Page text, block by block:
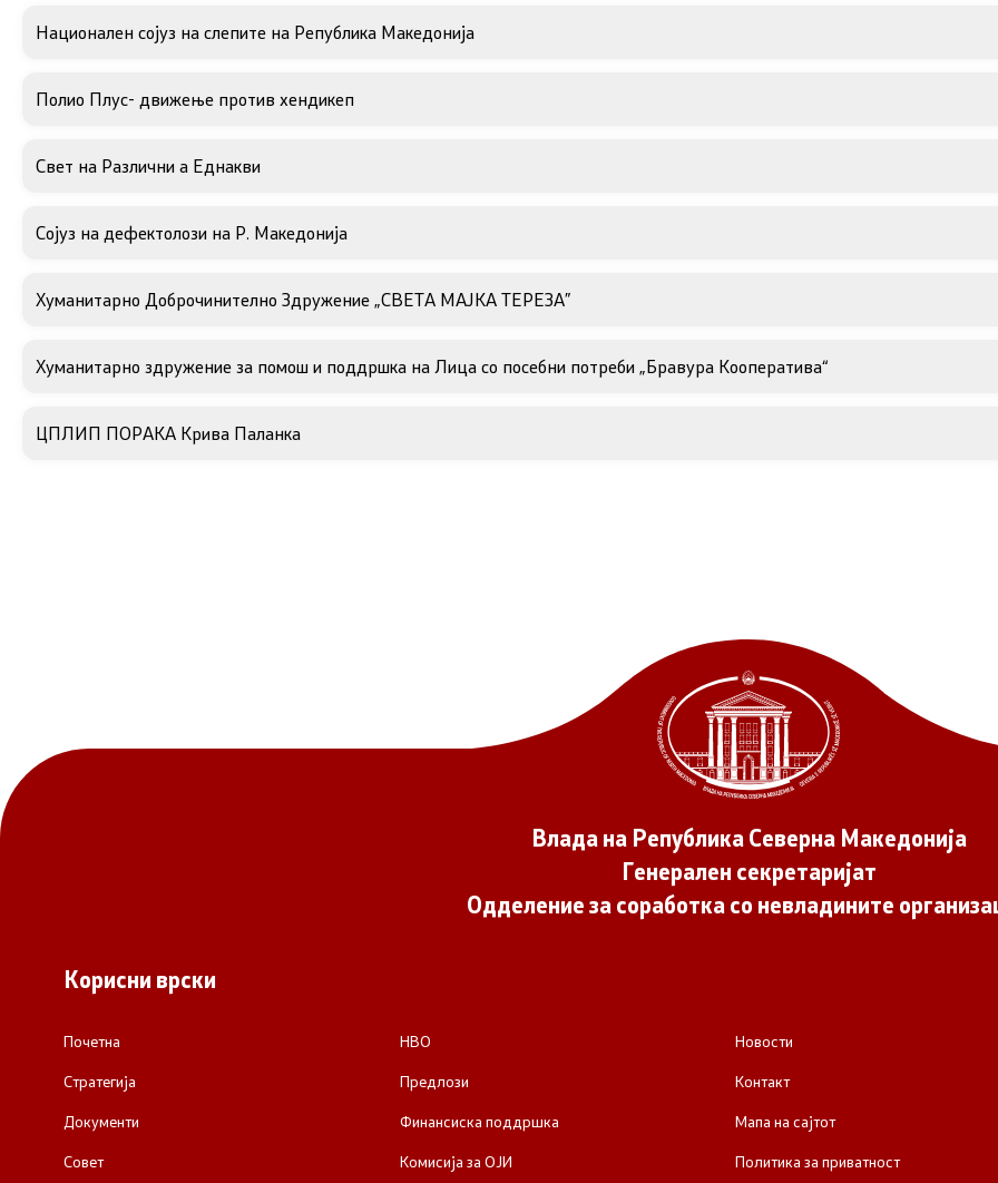
Национален сојуз на слепите на Република Македонија
Полио Плус- движење против хендикеп
Свет на Различни а Еднакви
Сојуз на дефектолози на Р. Македонија
Хуманитарно Доброчинително Здружение „СВЕТА МАЈКА ТЕРЕЗА”
Хуманитарно здружение за помош и поддршка на Лица со посебни потреби „Бравура Кооператива“
ЦПЛИП ПОРАКА Крива Паланка
Влада на Република Северна Македонија
Генерален секретаријат
Одделение за соработка со невладините
Корисни врски
Почетна
Стратегија
Документи
Совет
НВО
Предлози
Финансиска поддршка
Комисија за ОЈИ
Новости
Контакт
Мапа на сајтот
Политика за приватност